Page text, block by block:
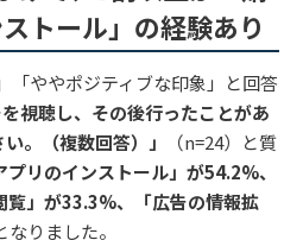
トール」の経験あり
「ややポジティブな印象」と回答
を視聴し、その後行ったことがあ
。（複数回答）」
（n=24）と質
プリのインストール」が54.2%、
覧」が33.3%、「広告の情報拡
りました。